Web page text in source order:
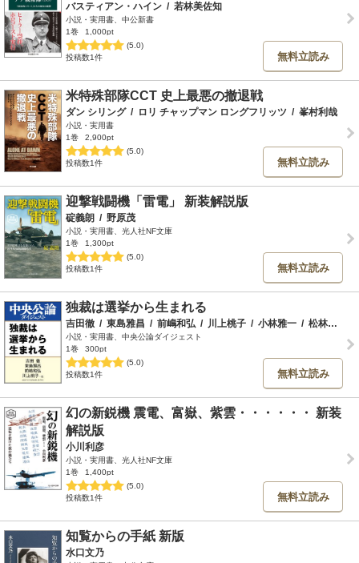
バスティアン・ハイン / 若林美佐知
小説・実用書、中公新書
1巻
1,000pt
(5.0)
投稿数1件
無料立読み
米特殊部隊CCT 史上最悪の撤退戦
ダン シリング / ロリ チャップマン ロングフリッツ / 峯村利哉
小説・実用書
1巻
2,900pt
(5.0)
投稿数1件
無料立読み
迎撃戦闘機「雷電」 新装解説版
碇義朗 / 野原茂
小説・実用書、光人社NF文庫
1巻
1,300pt
(5.0)
投稿数1件
無料立読み
独裁は選挙から生まれる
吉田徹 / 東島雅昌 / 前嶋和弘 / 川上桃子 / 小林雅一 / 松林哲也
小説・実用書、中央公論ダイジェスト
1巻
300pt
(5.0)
投稿数1件
無料立読み
幻の新鋭機 震電、富嶽、紫雲・・・・・・ 新装
解説版
小川利彦
小説・実用書、光人社NF文庫
1巻
1,400pt
(5.0)
投稿数1件
無料立読み
知覧からの手紙 新版
水口文乃